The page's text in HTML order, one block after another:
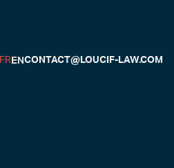
FRENCONTACT@LOUCIF-LAW.COM